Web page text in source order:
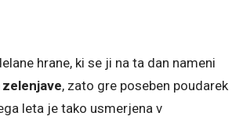
hrane, ki se ji na ta dan nameni
, zato gre poseben poudarek
leta je tako usmerjena v